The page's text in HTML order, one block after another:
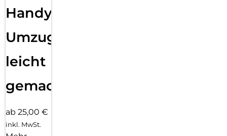
Handy
Umzug
leicht
gemacht!
ab 25,00 €
inkl. MwSt.